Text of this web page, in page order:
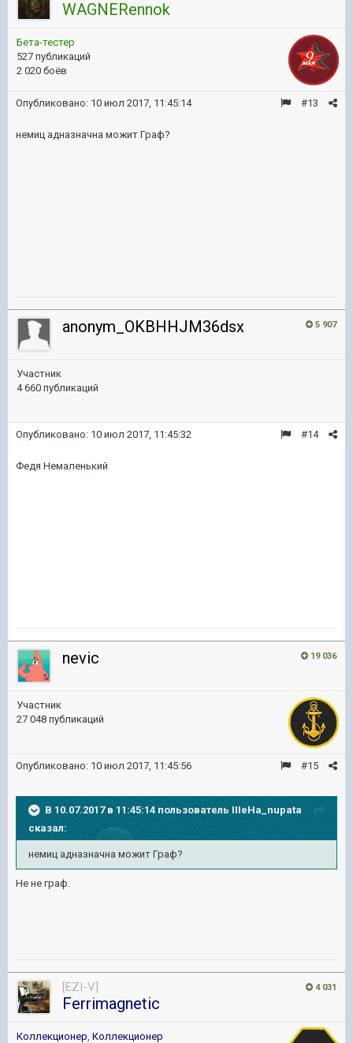
WAGNERennok
Бета-тестер
527 публикаций
2 020 боёв
#13
Опубликовано: 10 июл 2017, 11:45:14
немиц адназначна можит Граф?
5 907
anonym_OKBHHJM36dsx
Участник
4 660 публикаций
#14
Опубликовано: 10 июл 2017, 11:45:32
Федя Немаленький
19 036
nevic
Участник
27 048 публикаций
#15
Опубликовано: 10 июл 2017, 11:45:56
В 10.07.2017 в 11:45:14 пользователь IIIeHa_nupata
сказал:
немиц адназначна можит Граф?
Не не граф.
4 031
[EZI-V]
Ferrimagnetic
Коллекционер Коллекционер